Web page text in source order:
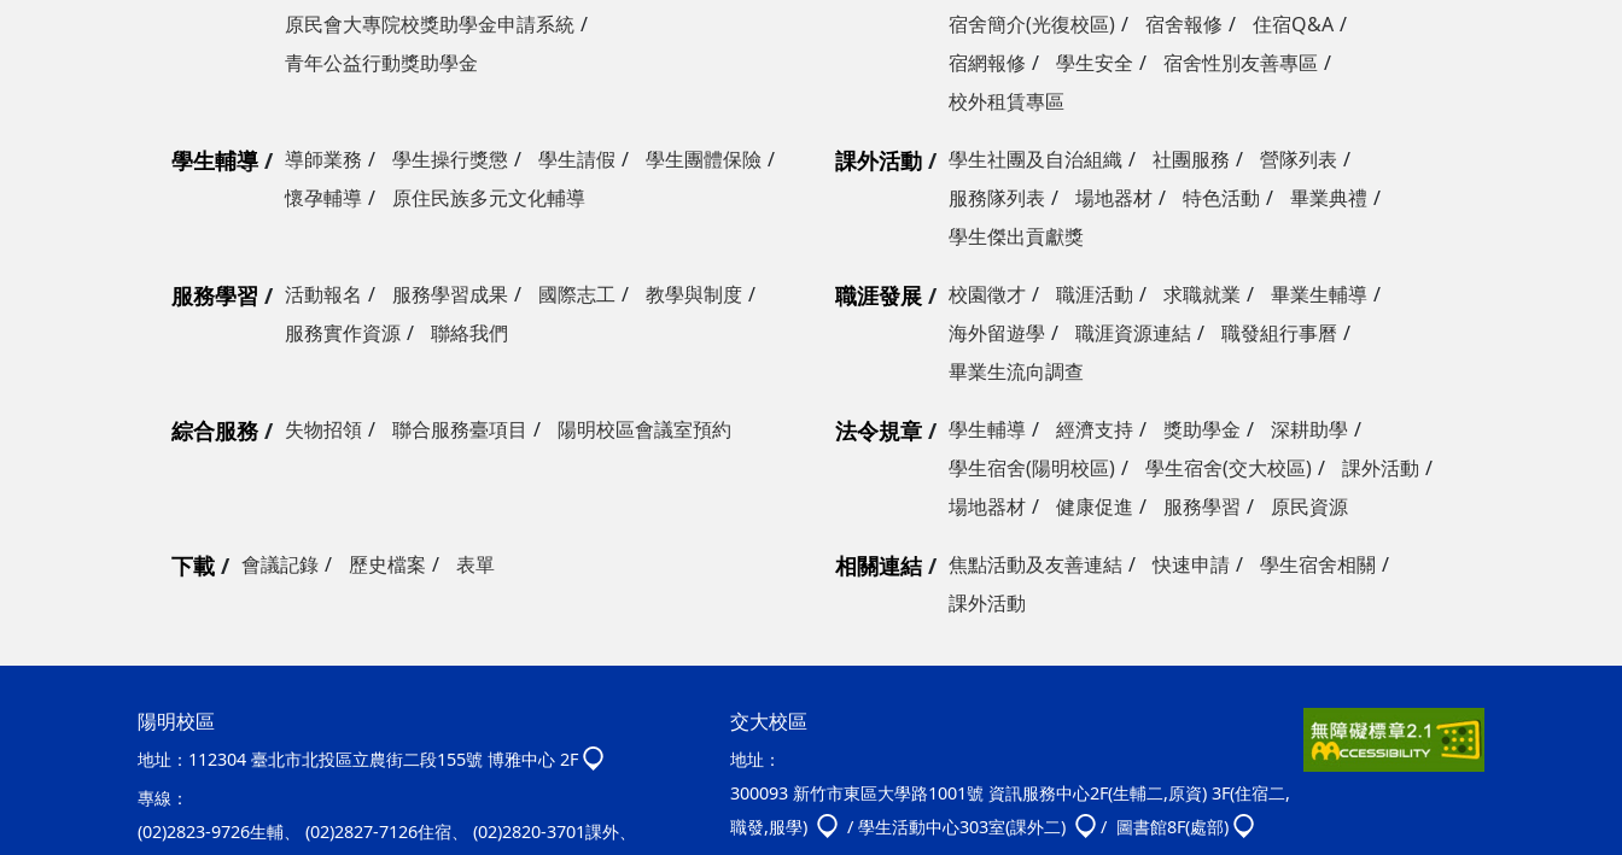
原民會大專院校獎助學金申請系統
青年公益行動獎助學金
宿舍簡介(光復校區)
宿舍報修
住宿Q&A
宿網報修
學生安全
宿舍性別友善專區
校外租賃專區
學生輔導 導師業務 學生操行獎懲 學生請假
學生團體保險
懷孕輔導
原住民族多元文化輔導
課外活動 學生社團及自治組織 社團服務
營隊列表
服務隊列表
場地器材 特色活動
畢業典禮
學生傑出貢獻獎
服務學習 活動報名 服務學習成果 國際志工
教學與制度
服務實作資源
聯絡我們
職涯發展 校園徵才 職涯活動 求職就業
畢業生輔導
海外留遊學
職涯資源連結
職發組行事曆
畢業生流向調查
綜合服務 失物招領 聯合服務臺項目 陽明校區會議室預約 法令規章 學生輔導 經濟支持 獎助學金
深耕助學
學生宿舍(陽明校區)
學生宿舍(交大校區)
課外活動
場地器材
健康促進 服務學習 原民資源
下載 會議記錄 歷史檔案 表單 相關連結 焦點活動及友善連結 快速申請
學生宿舍相關
課外活動
陽明校區
地址： 112304 臺北市北投區立農街二段155號 博雅中心 2F
專線：
(02)2823-9726生輔、 (02)2827-7126住宿、 (02)2820-3701課外、
交大校區
地址：
300093 新竹市東區大學路1001號 資訊服務中心2F(生輔二,原資) 3F(住宿二,
職發,服學)
/ 學生活動中心303室(課外二)
/ 圖書館8F(處部)